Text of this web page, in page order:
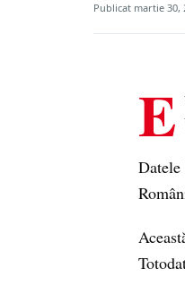
Publicat martie 30,
E